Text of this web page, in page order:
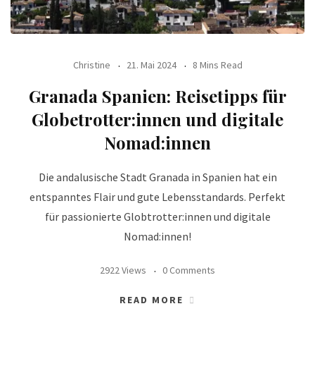
Christine 21. Mai 2024 8 Mins Read
Granada Spanien: Reisetipps für
Globetrotter:innen und digitale
Nomad:innen
Die andalusische Stadt Granada in Spanien hat ein
entspanntes Flair und gute Lebensstandards. Perfekt
für passionierte Globtrotter:innen und digitale
Nomad:innen!
2922 Views 0 Comments
READ MORE